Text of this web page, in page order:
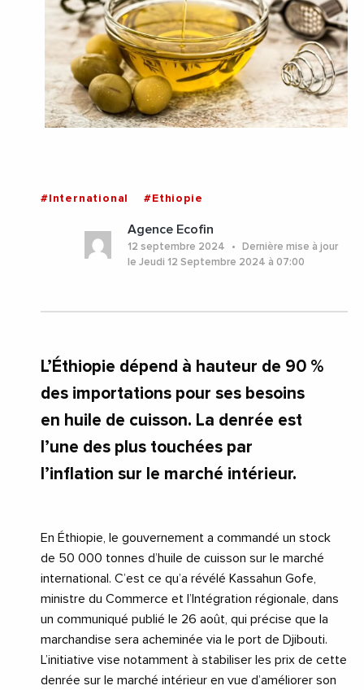
#International #Ethiopie
Agence Ecofin
12 septembre 2024
Dernière mise à jour
le Jeudi 12 Septembre 2024 à 07:00
L’Éthiopie dépend à hauteur de 90 %
des importations pour ses besoins
en huile de cuisson. La denrée est
l’une des plus touchées par
l’inflation sur le marché intérieur.
En Éthiopie, le gouvernement a commandé un stock
de 50 000 tonnes d’huile de cuisson sur le marché
international. C’est ce qu’a révélé Kassahun Gofe,
ministre du Commerce et l’Intégration régionale, dans
un communiqué publié le 26 août, qui précise que la
marchandise sera acheminée via le port de Djibouti.
L’initiative vise notamment à stabiliser les prix de cette
denrée sur le marché intérieur en vue d’améliorer son